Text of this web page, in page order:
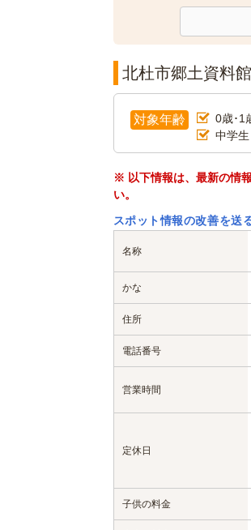
北杜市郷土資料
対象年齢 0歳･1
中学
※ 以下情報は、最新の情
い。
スポット情報の改善を送
名称
かな
住所
電話番号
営業時間
定休日
子供の料金